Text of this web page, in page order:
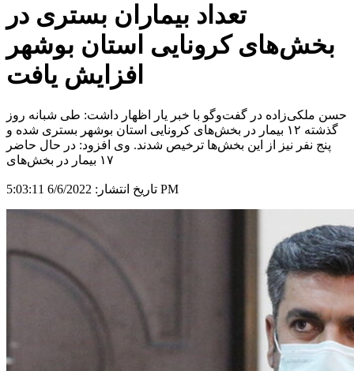
تعداد بیماران بستری در
بخش‌های کرونایی استان بوشهر
افزایش یافت
حسن ملکی‌زاده در گفت‌وگو با خبر یار اظهار داشت: طی شبانه روز
گذشته ۱۲ بیمار در بخش‌های کرونایی استان بوشهر بستری شده و
پنج نفر نیز از این بخش‌ها ترخیص شدند. وی افزود: در حال حاضر
۱۷ بیمار در بخش‌های
تاریخ انتشار: 6/6/2022 5:03:11 PM